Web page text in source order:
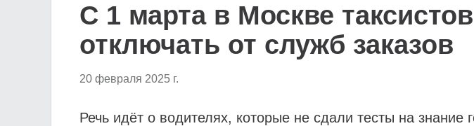
С 1 марта в Москве
отключать от служб заказов
20 февраля 2025 г.
Речь идёт о водителях, которые не сдали тесты на